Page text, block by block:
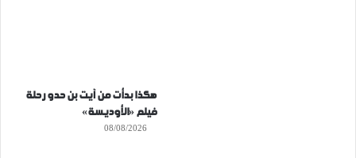
هكذا بدأت من آيت بن حدو رحلة
فيلم «الأوديسة»
08/08/2026